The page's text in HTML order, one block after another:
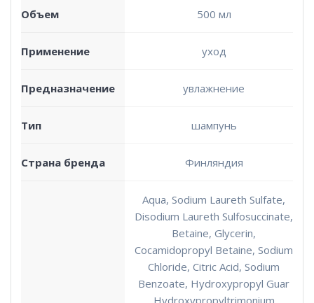
Объем 500 мл
Применение уход
Предназначение увлажнение
Тип шампунь
Страна бренда Финляндия
Aqua, Sodium Laureth Sulfate,
Disodium Laureth Sulfosuccinate,
Betaine, Glycerin,
Cocamidopropyl Betaine, Sodium
Chloride, Citric Acid, Sodium
Benzoate, Hydroxypropyl Guar